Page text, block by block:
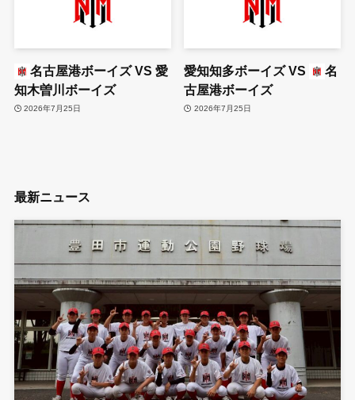
名古屋港ボーイズVS 愛
知木曽川ボーイズ
2026年7月25日
愛知知多ボーイズVS
名
古屋港ボーイズ
2026年7月25日
最新ニュース